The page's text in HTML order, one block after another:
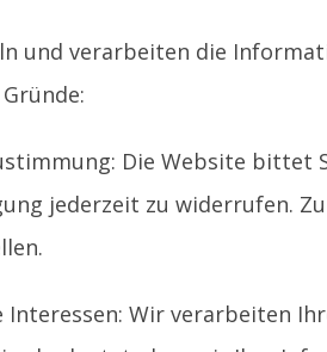
und verarbeiten die
Die Website bittet
jederzeit zu widerrufen.
Interessen: Wir verarbeiten